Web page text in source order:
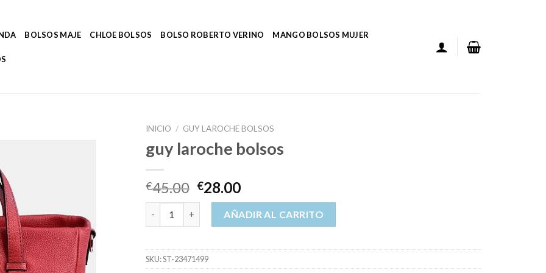
BOLSOS MAJE CHLOE BOLSOS BOLSO ROBERTO VERINO MANGO BOLSOS MUJER
INICIO / GUY LAROCHE BOLSOS
guy laroche bolsos
€45.00 €28.00
guy laroche bolsos cantidadAÑADIR AL CARRITO
SKU:ST-23471499